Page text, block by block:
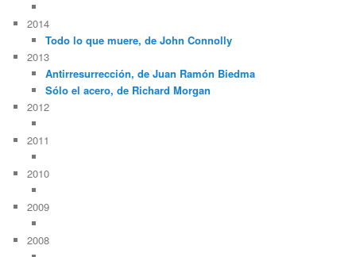
2014
Todo lo que muere, de John Connolly
2013
Antirresurrección, de Juan Ramón Biedma
Sólo el acero, de Richard Morgan
2012
2011
2010
2009
2008